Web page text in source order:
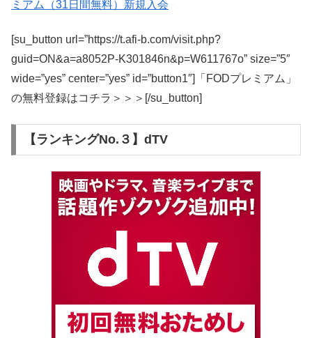
ミアム（31日間無料）新規入会
[su_button url=”https://t.afi-b.com/visit.php?
guid=ON&a=a8052P-K301846n&p=W611767o” size=”5″
wide=”yes” center=”yes” id=”button1″]「FODプレミアム」
の無料登録はコチラ＞＞＞[/su_button]
【ランキングNo.３】dTV